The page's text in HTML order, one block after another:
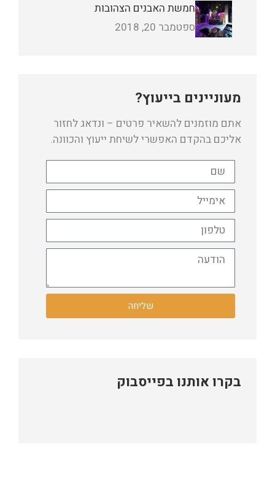
חמשת האבנים הצהובות
ספטמבר 20, 2018
מעוניינים בייעוץ?
אתם מוזמנים להשאיר פרטים – ונדאג לחזור
אליכם בהקדם האפשרי לשיחת ייעוץ והכוונה.
שליחה
בקרו אותנו בפייסבוק